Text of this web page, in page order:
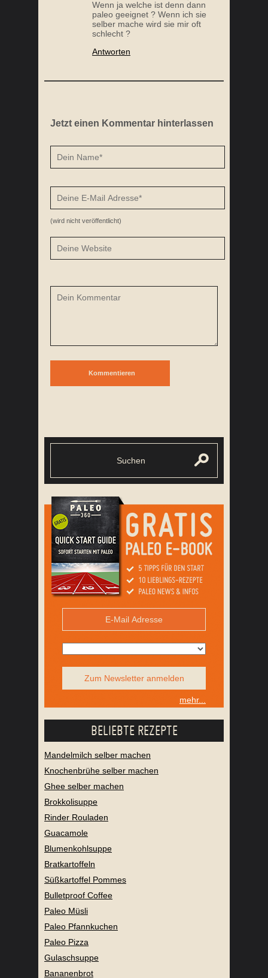
Wenn ja welche ist denn dann
paleo geeignet ? Wenn ich sie
selber mache wird sie mir oft
schlecht ?
Antworten
Jetzt einen Kommentar hinterlassen
(wird nicht veröffentlicht)
Zum Newsletter anmelden
mehr...
BELIEBTE REZEPTE
Mandelmilch selber machen
Knochenbrühe selber machen
Ghee selber machen
Brokkolisuppe
Rinder Rouladen
Guacamole
Blumenkohlsuppe
Bratkartoffeln
Süßkartoffel Pommes
Bulletproof Coffee
Paleo Müsli
Paleo Pfannkuchen
Paleo Pizza
Gulaschsuppe
Bananenbrot